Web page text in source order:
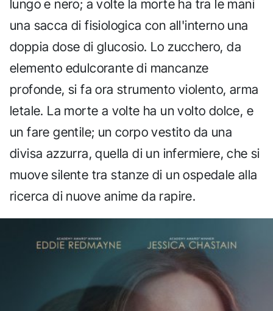
lungo e nero; a volte la morte ha tra le mani
una sacca di fisiologica con all'interno una
doppia dose di glucosio. Lo zucchero, da
elemento edulcorante di mancanze
profonde, si fa ora strumento violento, arma
letale. La morte a volte ha un volto dolce, e
un fare gentile; un corpo vestito da una
divisa azzurra, quella di un infermiere, che si
muove silente tra stanze di un ospedale alla
ricerca di nuove anime da rapire.